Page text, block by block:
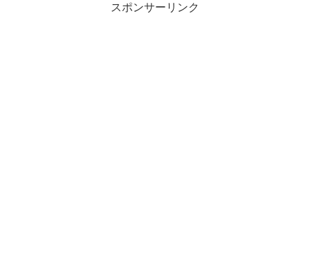
スポンサーリンク